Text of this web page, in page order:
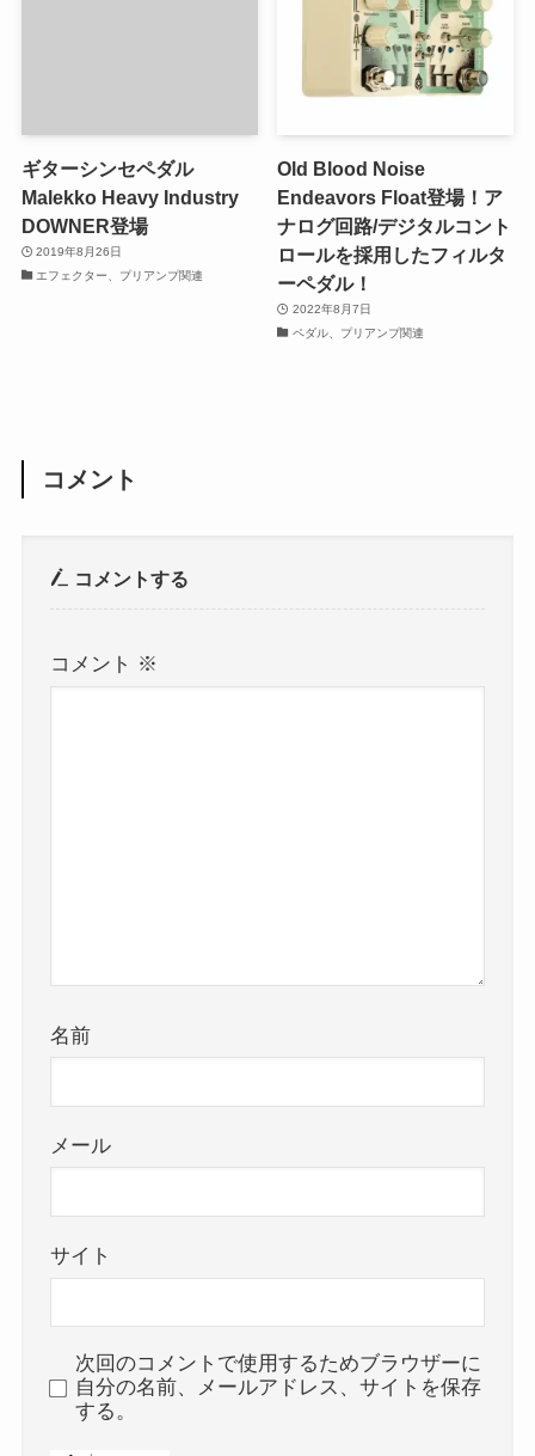
ギターシンセペダル
Malekko Heavy Industry
DOWNER登場
2019年8月26日
エフェクター、プリアンプ関連
Old Blood Noise
Endeavors Float登場！ア
ナログ回路/デジタルコント
ロールを採用したフィルタ
ーペダル！
2022年8月7日
ペダル、プリアンプ関連
コメント
コメントする
コメント ※
名前
メール
サイト
次回のコメントで使用するためブラウザーに
自分の名前、メールアドレス、サイトを保存
する。